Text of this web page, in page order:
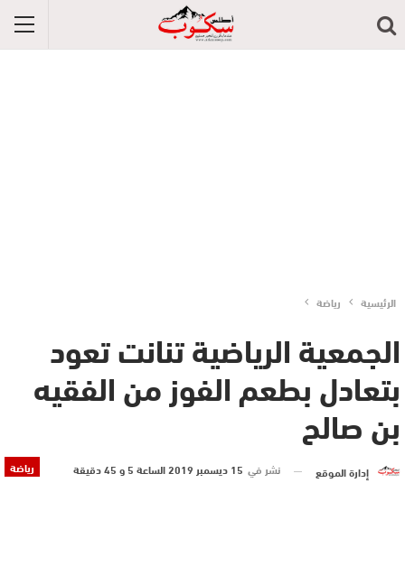
الرئيسية رياضة
الجمعية الرياضية تنانت تعود
بتعادل بطعم الفوز من الفقيه
بن صالح
رياضة إدارة الموقع نشر في 15 ديسمبر 2019 الساعة 5 و 45 دقيقة